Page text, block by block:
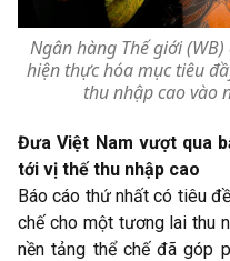
Ngân hàng Thế giới
hiện thực hóa mục tiêu
thu nhập cao vào
Đưa Việt Nam vượt qua
tới vị thế thu nhập cao
Báo cáo thứ nhất có tiêu
chế cho một tương lai thu
nền tảng thể chế đã góp